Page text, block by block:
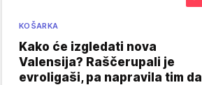
KOŠARKA
Kako će izgledati nova
Valensija? Raščerupali je
evroligaši, pa napravila tim da